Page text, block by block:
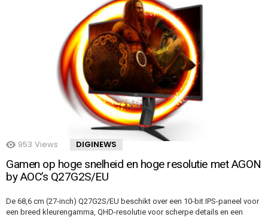
953 Views DIGINEWS
Gamen op hoge snelheid en hoge resolutie met AGON
by AOC’s Q27G2S/EU
De 68,6 cm (27-inch) Q27G2S/EU beschikt over een 10-bit IPS-paneel voor
een breed kleurengamma, QHD-resolutie voor scherpe details en een